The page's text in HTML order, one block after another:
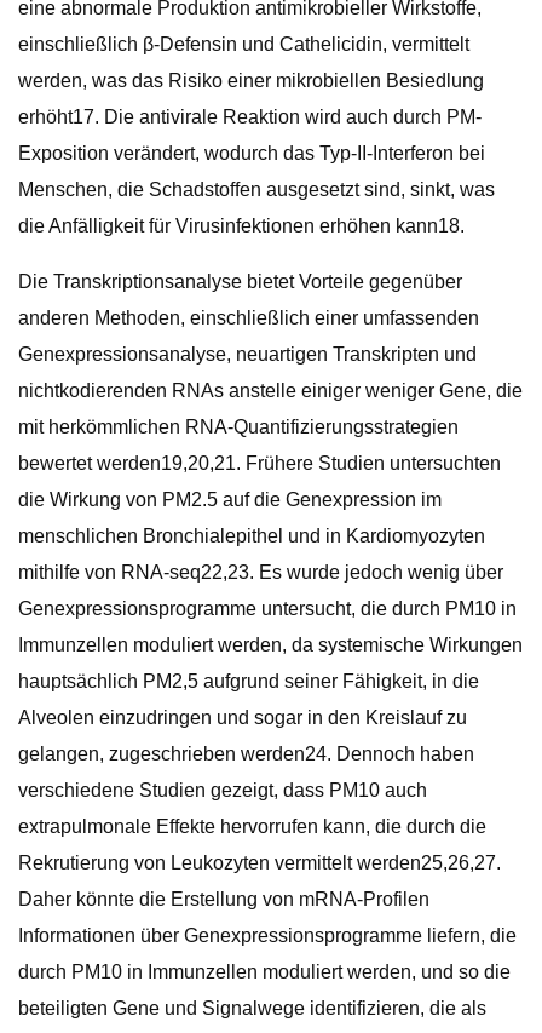
eine abnormale Produktion antimikrobieller Wirkstoffe,
einschließlich β-Defensin und Cathelicidin, vermittelt
werden, was das Risiko einer mikrobiellen Besiedlung
erhöht17. Die antivirale Reaktion wird auch durch PM-
Exposition verändert, wodurch das Typ-II-Interferon bei
Menschen, die Schadstoffen ausgesetzt sind, sinkt, was
die Anfälligkeit für Virusinfektionen erhöhen kann18.
Die Transkriptionsanalyse bietet Vorteile gegenüber
anderen Methoden, einschließlich einer umfassenden
Genexpressionsanalyse, neuartigen Transkripten und
nichtkodierenden RNAs anstelle einiger weniger Gene, die
mit herkömmlichen RNA-Quantifizierungsstrategien
bewertet werden19,20,21. Frühere Studien untersuchten
die Wirkung von PM2.5 auf die Genexpression im
menschlichen Bronchialepithel und in Kardiomyozyten
mithilfe von RNA-seq22,23. Es wurde jedoch wenig über
Genexpressionsprogramme untersucht, die durch PM10 in
Immunzellen moduliert werden, da systemische Wirkungen
hauptsächlich PM2,5 aufgrund seiner Fähigkeit, in die
Alveolen einzudringen und sogar in den Kreislauf zu
gelangen, zugeschrieben werden24. Dennoch haben
verschiedene Studien gezeigt, dass PM10 auch
extrapulmonale Effekte hervorrufen kann, die durch die
Rekrutierung von Leukozyten vermittelt werden25,26,27.
Daher könnte die Erstellung von mRNA-Profilen
Informationen über Genexpressionsprogramme liefern, die
durch PM10 in Immunzellen moduliert werden, und so die
beteiligten Gene und Signalwege identifizieren, die als